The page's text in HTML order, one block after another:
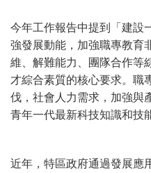
今年工作報告中提到「建設
強發展動能，加強職專教育
維、解難能力、團隊合作等
才綜合素質的核心要求。職
伐，社會人力需求，加強與
青年一代最新科技知識和技
近年，特區政府通過發展應